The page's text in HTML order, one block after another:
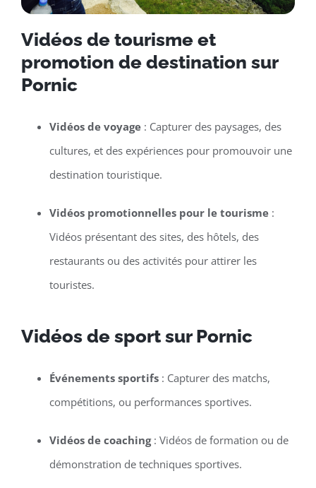
Vidéos de tourisme et
promotion de destination sur
Pornic
Vidéos de voyage: Capturer des paysages, des
cultures, et des expériences pour promouvoir une
destination touristique.
Vidéos promotionnelles pour le tourisme:
Vidéos présentant des sites, des hôtels, des
restaurants ou des activités pour attirer les
touristes.
Vidéos de sport sur Pornic
Événements sportifs: Capturer des matchs,
compétitions, ou performances sportives.
Vidéos de coaching: Vidéos de formation ou de
démonstration de techniques sportives.